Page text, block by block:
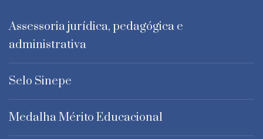
Assessoria jurídica, pedagógica e
administrativa
Selo Sinepe
Medalha Mérito Educacional